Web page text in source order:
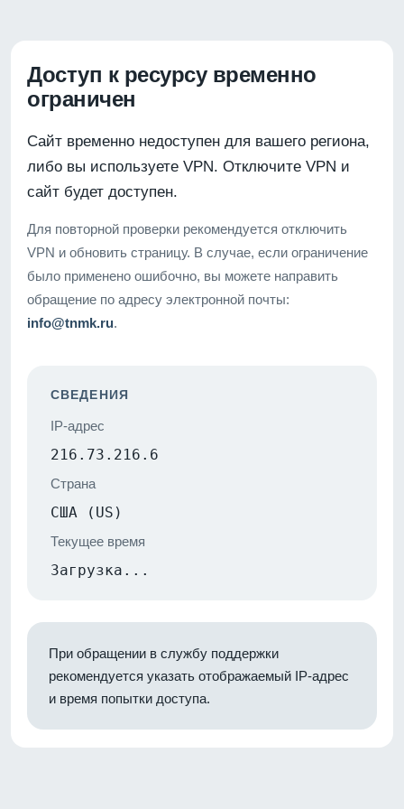
Доступ к ресурсу временно
ограничен
Сайт временно недоступен для вашего региона,
либо вы используете VPN. Отключите VPN и
сайт будет доступен.
Для повторной проверки рекомендуется отключить
VPN и обновить страницу. В случае, если ограничение
было применено ошибочно, вы можете направить
обращение по адресу электронной почты:
info@tnmk.ru.
СВЕДЕНИЯ
IP-адрес
216.73.216.6
Страна
США (US)
Текущее время
Загрузка...
При обращении в службу поддержки
рекомендуется указать отображаемый IP-адрес
и время попытки доступа.